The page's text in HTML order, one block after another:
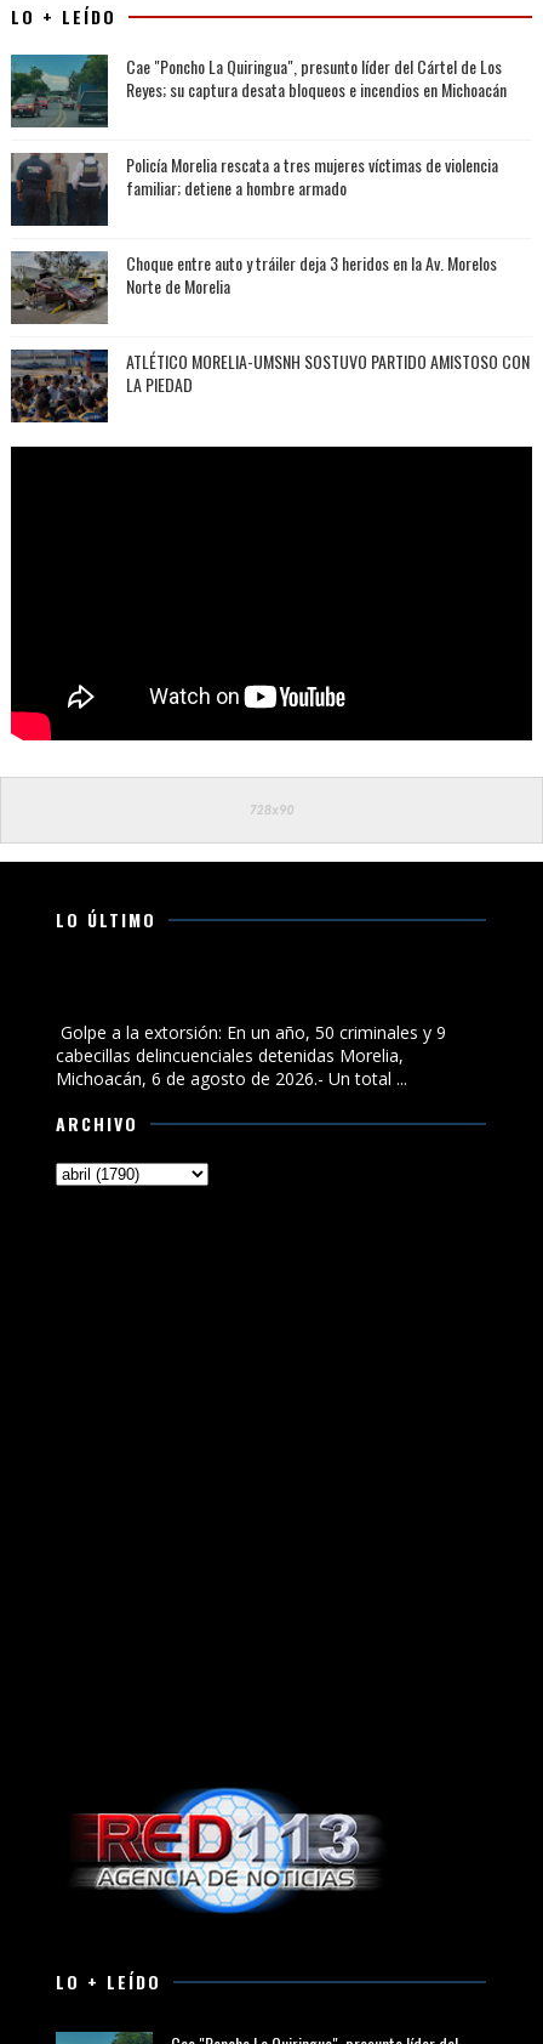
LO + LEÍDO
Cae "Poncho La Quiringua", presunto líder del Cártel de Los
Reyes; su captura desata bloqueos e incendios en Michoacán
Policía Morelia rescata a tres mujeres víctimas de violencia
familiar; detiene a hombre armado
Choque entre auto y tráiler deja 3 heridos en la Av. Morelos
Norte de Morelia
ATLÉTICO MORELIA-UMSNH SOSTUVO PARTIDO AMISTOSO CON
LA PIEDAD
LO ÚLTIMO
Golpe a la extorsión: En un año, 50 criminales y 9
cabecillas delincuenciales detenidas Morelia,
Michoacán, 6 de agosto de 2026.- Un total ...
ARCHIVO
LO + LEÍDO